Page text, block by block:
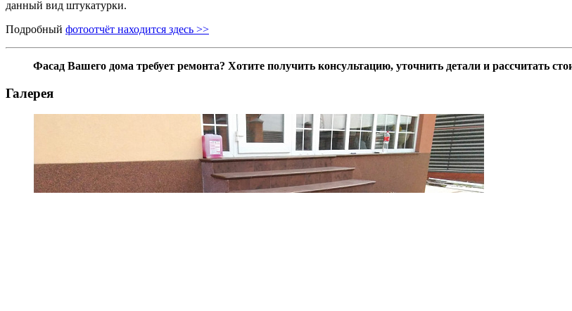
данный вид штукатурки.
Подробный фотоотчёт находится здесь >>
Фасад Вашего дома требует ремонта? Хотите получить консультацию, уточнить детали и рассчитать
Галерея